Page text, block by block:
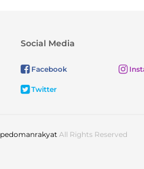
Social Media
Facebook
Twitter
pedomanrakyat All Rights Reserved